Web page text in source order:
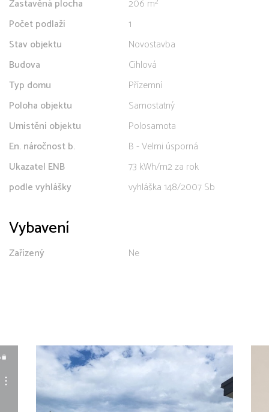
Zastavěná plocha
206 m²
Počet podlaží
1
Stav objektu
Novostavba
Budova
Cihlová
Typ domu
Přízemní
Poloha objektu
Samostatný
Umístění objektu
Polosamota
En. náročnost b.
B - Velmi úsporná
Ukazatel ENB
73 kWh/m2 za rok
podle vyhlášky
vyhláška 148/2007 Sb
Vybavení
Zařízený Ne